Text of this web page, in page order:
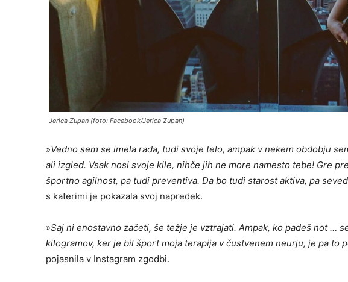
Jerica Zupan (foto: Facebook/Jerica Zupan)
»Vedno sem se imela rada, tudi svoje telo, ampak v nekem obdobju
ali izgled. Vsak nosi svoje kile, nihče jih ne more namesto tebe! Gre
športno agilnost, pa tudi preventiva. Da bo tudi starost aktiva, pa
s katerimi je pokazala svoj napredek.
»Saj ni enostavno začeti, še težje je vztrajati. Ampak, ko padeš not …
kilogramov, ker je bil šport moja terapija v čustvenem neurju, je pa to
pojasnila v Instagram zgodbi.